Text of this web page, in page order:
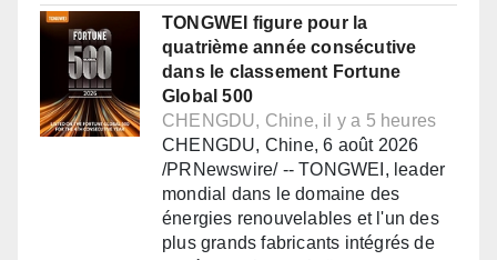
TONGWEI figure pour la
quatrième année consécutive
dans le classement Fortune
Global 500
CHENGDU, Chine, il y a 5 heures
CHENGDU, Chine, 6 août 2026
/PRNewswire/ -- TONGWEI, leader
mondial dans le domaine des
énergies renouvelables et l'un des
plus grands fabricants intégrés de